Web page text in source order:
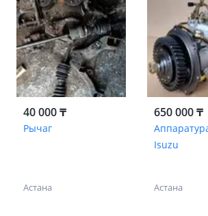
40 000 ₸
Рычаг
Астана
650 000 ₸
Isuzu
Астана